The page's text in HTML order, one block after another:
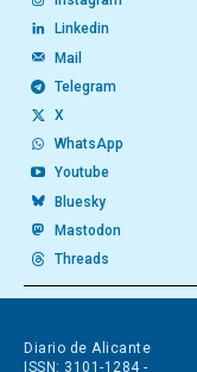
Linkedin
Mail
Telegram
X
WhatsApp
Youtube
Bluesky
Mastodon
Threads
Diario de Alicante
ISSN: 3101-1284 -